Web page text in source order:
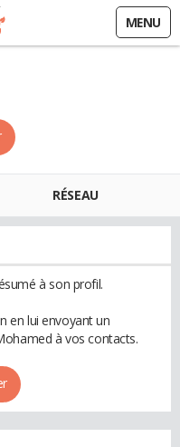
MENU
RÉSEAU
à son profil.
en lui envoyant un
à vos contacts.